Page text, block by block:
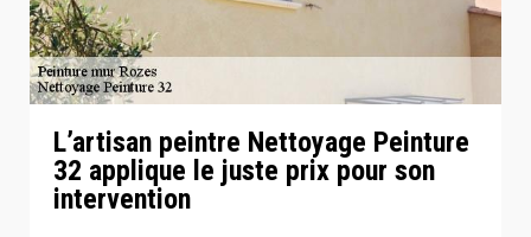
L’artisan peintre Nettoyage Peinture
32 applique le juste prix pour son
intervention